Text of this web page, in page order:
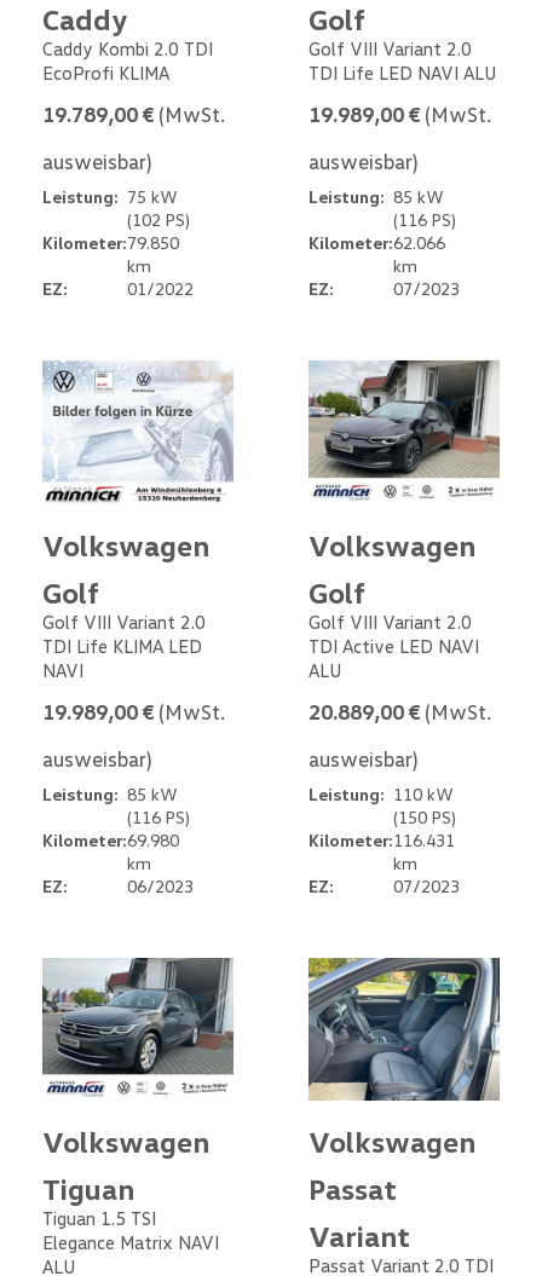
Caddy
Caddy Kombi 2.0 TDI
EcoProfi KLIMA
19.789,00 € (MwSt.
ausweisbar)
Leistung: 75 kW
(102 PS)
Kilometer:79.850
km
EZ:
01/2022
Golf
Golf VIII Variant 2.0
TDI Life LED NAVI ALU
19.989,00 € (MwSt.
ausweisbar)
Leistung: 85 kW
(116 PS)
Kilometer:62.066
km
EZ:
07/2023
Volkswagen
Golf
Golf VIII Variant 2.0
TDI Life KLIMA LED
NAVI
19.989,00 € (MwSt.
ausweisbar)
Leistung: 85 kW
(116 PS)
Kilometer:69.980
km
EZ:
06/2023
Volkswagen
Golf
Golf VIII Variant 2.0
TDI Active LED NAVI
ALU
20.889,00 € (MwSt.
ausweisbar)
Leistung: 110 kW
(150 PS)
Kilometer:116.431
km
EZ:
07/2023
Volkswagen
Tiguan
Tiguan 1.5 TSI
Elegance Matrix NAVI
ALU
Volkswagen
Passat
Variant
Passat Variant 2.0 TDI